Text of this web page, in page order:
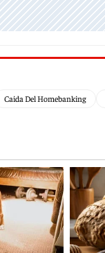
Caida Del Homebanking